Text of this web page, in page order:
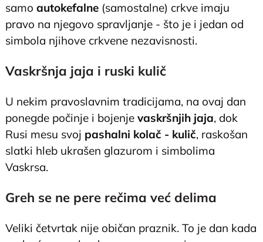
samoautokefalne (samostalne) crkve imaju
pravo na njegovo spravljanje - što je i jedan od
simbola njihove crkvene nezavisnosti.
Vaskršnja jaja i ruski kulič
U nekim pravoslavnim tradicijama, na ovaj dan
ponegde počinje i bojenjevaskršnjih jaja, dok
Rusi mesu svoj pashalni kolač - kulič, raskošan
slatki hleb ukrašen glazurom i simbolima
Vaskrsa.
Greh se ne pere rečima već delima
Veliki četvrtak nije običan praznik. To je dan kada